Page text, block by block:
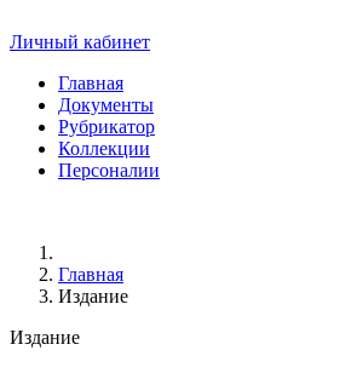
Личный кабинет
Главная
Документы
Рубрикатор
Коллекции
Персоналии
Главная
Издание
Издание